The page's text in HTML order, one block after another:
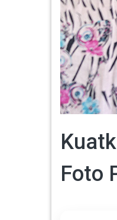
Foto